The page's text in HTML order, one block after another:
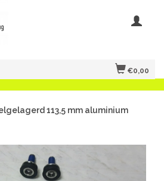
€0,00
113,5 mm aluminium